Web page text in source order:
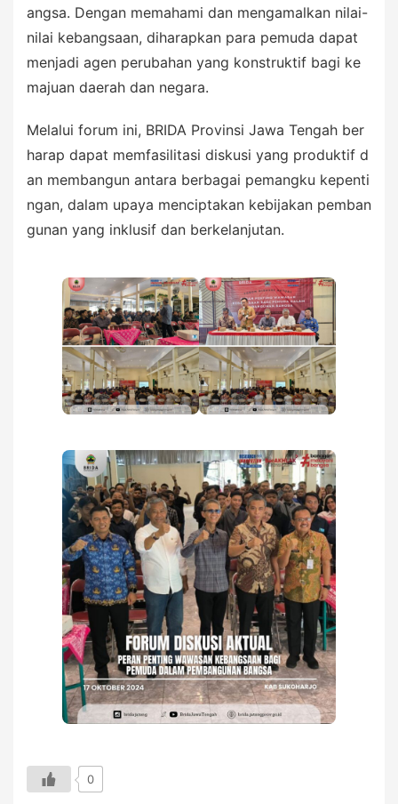
angsa. Dengan memahami dan mengamalkan nilai-
nilai kebangsaan, diharapkan para pemuda dapat
menjadi agen perubahan yang konstruktif bagi ke
majuan daerah dan negara.
Melalui forum ini, BRIDA Provinsi Jawa Tengah ber
harap dapat memfasilitasi diskusi yang produktif d
an membangun antara berbagai pemangku kepenti
ngan, dalam upaya menciptakan kebijakan pemban
gunan yang inklusif dan berkelanjutan.
0